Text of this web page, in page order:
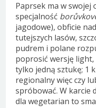
Paprsek ma w
specjalność
jagodowe), obficie
tutejszych lasów,
pudrem i polane
poprosić wersję light,
tylko jedną sztukę; 1
regionalny więc czy
spróbować. W karcie
dla wegetarian to